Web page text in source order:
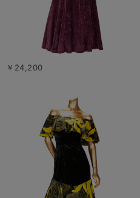
￥24,200